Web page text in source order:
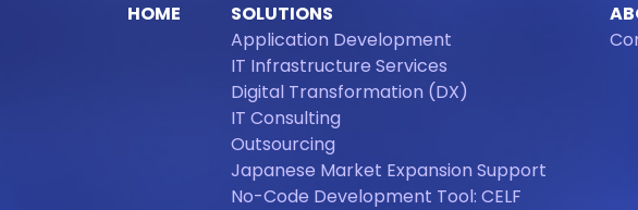
HOME
SOLUTIONS
Application Development
IT Infrastructure Services
Digital Transformation (DX)
IT Consulting
Outsourcing
Japanese Market Expansion Support
No-Code Development Tool: CELF